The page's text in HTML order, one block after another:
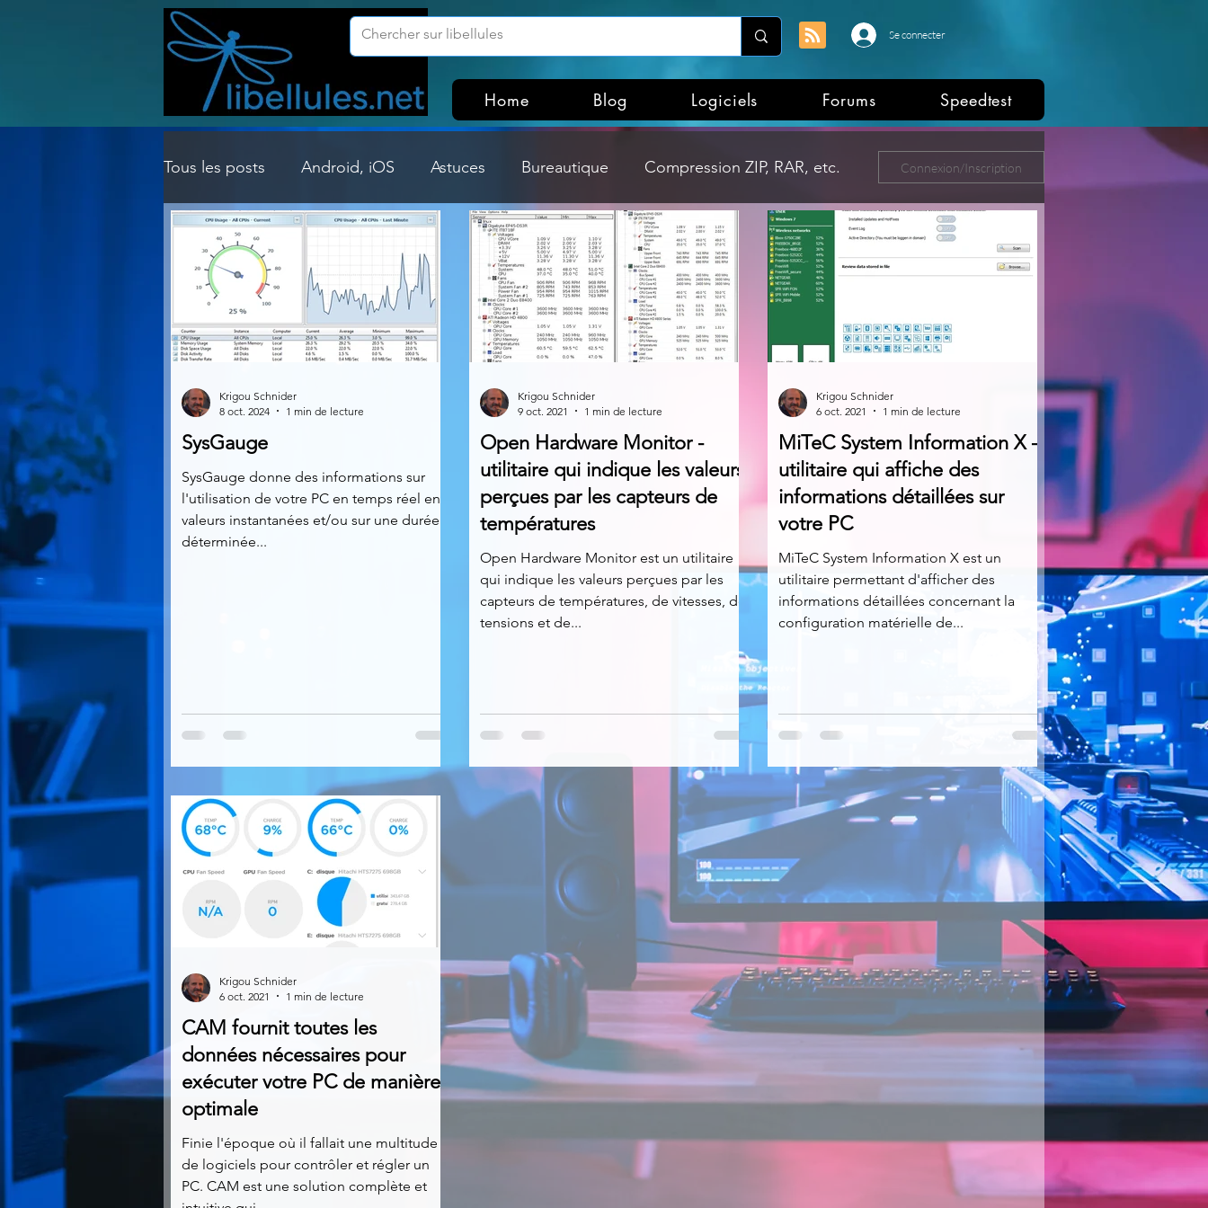
Se connecter
Home Blog Logiciels Forums Speedtest
Tous les posts Android, iOS Astuces Bureautique Compression ZIP, RAR, etc.
Customisation Windows Dossier Windows Explorateurs de fichiers
Gestion Système Graphisme Hardware Internet
Multimedia Nirsoft Occupation disque
Photographie Réseaux Réseaux sociaux Sécurité Services en ligne
Logiciels les plus recherchés
Connexion/Inscription
SysGauge
SysGauge donne des informations sur
l'utilisation de votre PC en temps réel en
valeurs instantanées et/ou sur une durée
déterminée...
Krigou Schnider
8 oct. 2024
1 min de lecture
Open Hardware Monitor -
utilitaire qui indique les valeurs
perçues par les capteurs de
températures
Open Hardware Monitor est un utilitaire
qui indique les valeurs perçues par les
capteurs de températures, de vitesses, de
tensions et de...
Krigou Schnider
9 oct. 2021
1 min de lecture
MiTeC System Information X -
utilitaire qui affiche des
informations détaillées sur
votre PC
MiTeC System Information X est un
utilitaire permettant d'afficher des
informations détaillées concernant la
configuration matérielle de...
Krigou Schnider
6 oct. 2021
1 min de lecture
CAM fournit toutes les
données nécessaires pour
exécuter votre PC de manière
optimale
Finie l'époque où il fallait une multitude
de logiciels pour contrôler et régler un
PC. CAM est une solution complète et
Krigou Schnider
6 oct. 2021
1 min de lecture